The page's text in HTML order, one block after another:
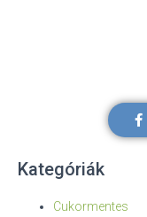
Kategóriák
Cukormentes